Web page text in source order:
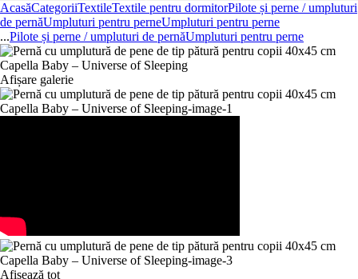
AcasăCategoriiTextileTextile pentru dormitorPilote și perne / umpluturi
de pernăUmpluturi pentru perneUmpluturi pentru perne
...Pilote și perne / umpluturi de pernăUmpluturi pentru perne
Afișare galerie
Afișează tot